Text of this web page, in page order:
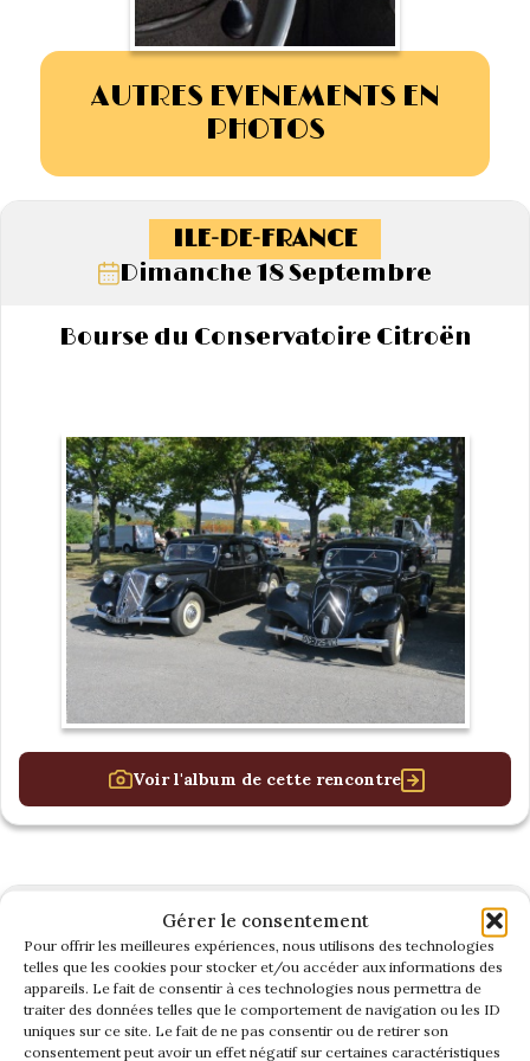
Gérer le consentement
Pour offrir les meilleures expériences, nous utilisons des technologies
telles que les cookies pour stocker et/ou accéder aux informations des
appareils. Le fait de consentir à ces technologies nous permettra de
traiter des données telles que le comportement de navigation ou les ID
uniques sur ce site. Le fait de ne pas consentir ou de retirer son
consentement peut avoir un effet négatif sur certaines caractéristiques
AUTRES EVENEMENTS EN
PHOTOS
ILE-DE-FRANCE
Dimanche 18 Septembre
Bourse du Conservatoire Citroën
Voir l'album de cette rencontre
ILE-DE-FRANCE
Dimanche 21 Janvier
Assemblée Générale Nationale á
Mérignac